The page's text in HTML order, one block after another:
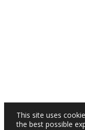
This site uses
the best possible